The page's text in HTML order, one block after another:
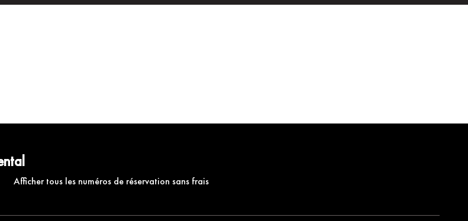
Afficher tous les numéros de réservation sans frais